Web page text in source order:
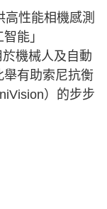
性能相機感測
能」
於機械人及自動
舉有助索尼抗衡
）的步步